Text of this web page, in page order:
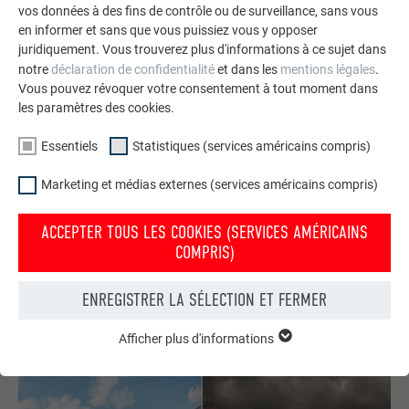
Commander gratuitement des prospectus PREFA
crues – avec les produits PREFA en aluminium, votre maison
est non seulement jolie, mais aussi bien protégée !
COMMANDER GRATUITEMENT
vos données à des fins de contrôle ou de surveillance, sans vous
en informer et sans que vous puissiez vous y opposer
juridiquement. Vous trouverez plus d'informations à ce sujet dans
notredéclaration de confidentialitéet dans les mentions légales.
Vous pouvez révoquer votre consentement à tout moment dans
les paramètres des cookies.
Essentiels Statistiques (services américains compris)
Marketing et médias externes (services américains compris)
ACCEPTER TOUS LES COOKIES (SERVICES AMÉRICAINS
COMPRIS)
ENREGISTRER LA SÉLECTION ET FERMER
fonctions de base du site Internet. Ils garantissent que le site
Internet fonctionne correctement.
Afficher plus d'informations